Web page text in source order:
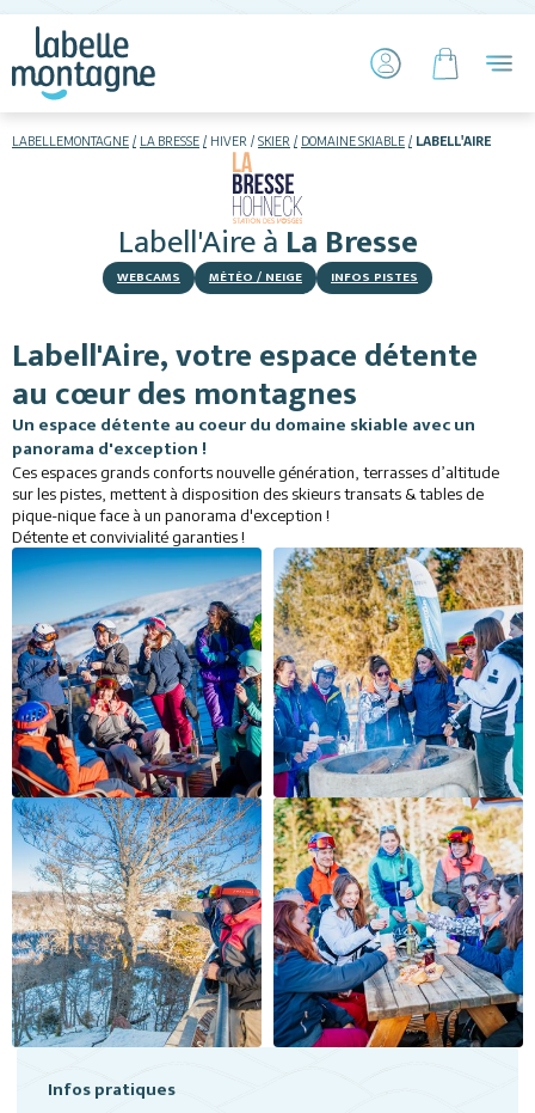
LABELLEMONTAGNE LA BRESSE HIVER SKIER DOMAINE SKIABLE LABELL'AIRE
Labell'AireàLa Bresse
WEBCAMS MÉTÉO / NEIGE INFOS PISTES
Hébergements
Activités
Restaurants
Services
Animations
Labell'Aire, votre espace détente
au cœur des montagnes
Un espace détente au coeur du domaine skiable avec un
panorama d'exception !
Ces espaces grands conforts nouvelle génération, terrasses d’altitude
sur les pistes, mettent à disposition des skieurs transats & tables de
pique-nique face à un panorama d'exception !
Détente et convivialité garanties !
Infos pratiques